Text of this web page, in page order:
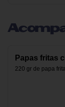
Papas fritas
220 gr de papa